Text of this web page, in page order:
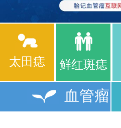
太田痣 鲜红斑痣
血管瘤